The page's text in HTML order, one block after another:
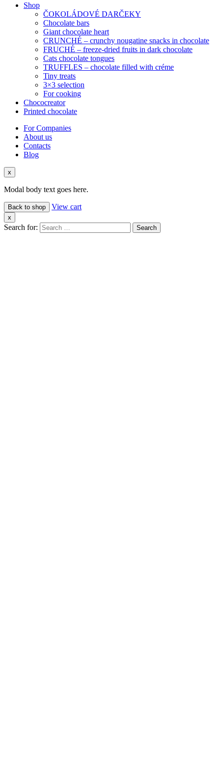
Shop
ČOKOLÁDOVÉ DARČEKY
Chocolate bars
Giant chocolate heart
CRUNCHÉ – crunchy nougatine snacks in chocolate
FRUCHÉ – freeze-dried fruits in dark chocolate
Cats chocolate tongues
TRUFFLES – chocolate filled with créme
Tiny treats
3×3 selection
For cooking
Chococreator
Printed chocolate
For Companies
About us
Contacts
Blog
x
Modal body text goes here.
Back to shop View cart
x
Search for: